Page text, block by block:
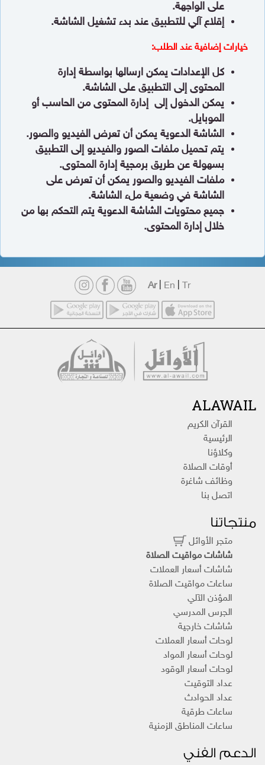
على الواجهة.
إقلاع آلي للتطبيق عند بدء تشغيل الشاشة.
خيارات إضافية عند الطلب:
كل الإعدادات يمكن ارسالها بواسطة إدارة
المحتوى إلى التطبيق على الشاشة.
يمكن الدخول إلى إدارة المحتوى من الحاسب أو
الموبايل.
الشاشة الدعوية يمكن أن تعرض الفيديو والصور.
يتم تحميل ملفات الصور والفيديو إلى التطبيق
بسهولة عن طريق برمجية إدارة المحتوى.
ملفات الفيديو والصور يمكن أن تعرض على
الشاشة في وضعية ملء الشاشة.
جميع محتويات الشاشة الدعوية يتم التحكم بها من
خلال إدارة المحتوى.
Ar| En Tr
ALAWAIL
القرآن الكريم
الرئيسية
وكلاؤنا
أوقات الصلاة
وظائف شاغرة
اتصل بنا
منتجاتنا
متجر الأوائل
شاشات مواقيت الصلاة
شاشات أسعار العملات
ساعات مواقيت الصلاة
المؤذن الآلي
الجرس المدرسي
شاشات خارجية
لوحات أسعار العملات
لوحات أسعار المواد
لوحات أسعار الوقود
عداد التوقيت
عداد الحوادث
ساعات طرقية
ساعات المناطق الزمنية
الدعم الفني